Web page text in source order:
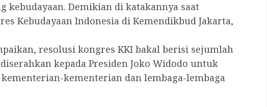
kebudayaan. Demikian di katakannya saat
Kebudayaan Indonesia di Kemendikbud Jakarta,
resolusi kongres KKI bakal berisi sejumlah
kepada Presiden Joko Widodo untuk
kementerian dan lembaga-lembaga